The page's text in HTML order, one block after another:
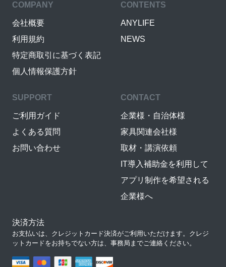
COMPANY
会社概要
利用規約
特定商取引に基づく表記
個人情報保護方針
CONTENTS
ANYLIFE
NEWS
SUPPORT
ご利用ガイド
よくある質問
お問い合わせ
CONTACT
企業様・自治体様
家具関連会社様
取材・講演依頼
IT導入補助金を利用して
アプリ制作を希望される
企業様へ
決済方法
お支払いは、クレジットカード決済がご利用いただけます。クレジ
ットカードをお持ちでない方は、事務局までご連絡ください。